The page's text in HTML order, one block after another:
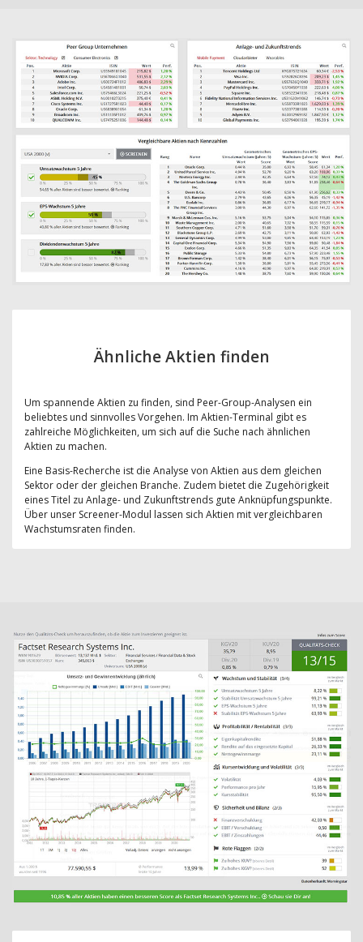
Ähnliche Aktien finden
Um spannende Aktien zu finden, sind Peer-Group-Analysen ein
beliebtes und sinnvolles Vorgehen. Im Aktien-Terminal gibt es
zahlreiche Möglichkeiten, um sich auf die Suche nach ähnlichen
Aktien zu machen.
Eine Basis-Recherche ist die Analyse von Aktien aus dem gleichen
Sektor oder der gleichen Branche. Zudem bietet die Zugehörigkeit
eines Titel zu Anlage- und Zukunftstrends gute Anknüpfungspunkte.
Über unser Screener-Modul lassen sich Aktien mit vergleichbaren
Wachstumsraten finden.